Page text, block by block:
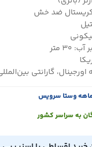
ضد خش
متر
گارانتی
به سراسر کشور